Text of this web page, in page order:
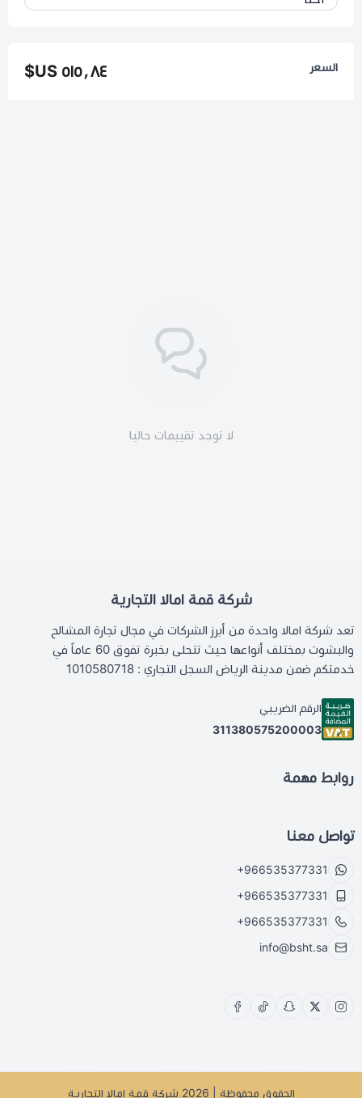
السعر ٥١٥٫٨٤ US$
لا توجد تقييمات حاليا
شركة قمة امالا التجارية
تعد شركة امالا واحدة من أبرز الشركات في مجال تجارة المشالح
والبشوت بمختلف أنواعها حيث تتحلى بخبرة تفوق 60 عاماً في
خدمتكم ضمن مدينة الرياض السجل التجاري : 1010580718
الرقم الضريبي
311380575200003
روابط مهمة
تواصل معنا
+966535377331
+966535377331
+966535377331
info@bsht.sa
الحقوق محفوظة | 2026 شركة قمة امالا التجارية